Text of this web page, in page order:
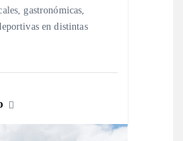
gastronómicas,
en distintas